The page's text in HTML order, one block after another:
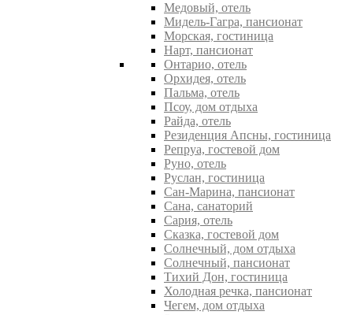
Медовый, отель
Мидель-Гагра, пансионат
Морская, гостиница
Нарт, пансионат
Онтарио, отель
Орхидея, отель
Пальма, отель
Псоу, дом отдыха
Райда, отель
Резиденция Апсны, гостиница
Репруа, гостевой дом
Руно, отель
Руслан, гостиница
Сан-Марина, пансионат
Сана, санаторий
Сария, отель
Сказка, гостевой дом
Солнечный, дом отдыха
Солнечный, пансионат
Тихий Дон, гостиница
Холодная речка, пансионат
Чегем, дом отдыха